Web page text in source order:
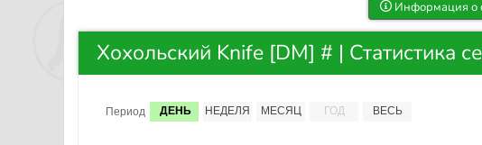
Информация о
Хохольский Knife [DM] # | Статистика
Период ДЕНЬ НЕДЕЛЯ МЕСЯЦ ГОД ВЕСЬ